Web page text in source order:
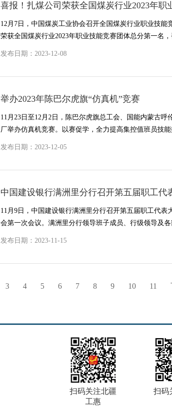
喜报！扎煤公司荣获全国煤炭行业2023年职
12月7日，中国煤炭工业协会召开全国煤炭行业职业技能
荣获全国煤炭行业2023年职业技能竞赛团体总分第一名
发布日期：2023-12-08
举办2023年陈巴尔虎旗“仿真机”竞赛
11月23日至12月2日，陈巴尔虎旗总工会、国能内蒙古
厂举办仿真机竞赛。以赛促学，全力提高集控值班员技
发布日期：2023-12-05
中国建设银行满洲里分行召开第五届职工代
会会员
11月9日，中国建设银行满洲里分行召开第五届职工代
会第一次会议。满洲里分行领导班子成员、行级领导及
发布日期：2023-11-15
3 4 5 6 7 8 9 10 11
扫码关注北疆
工惠
扫码